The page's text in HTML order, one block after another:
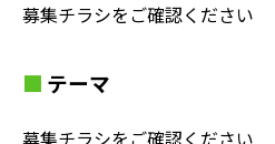
募集チラシをご確認ください
テーマ
募集チラシをご確認ください